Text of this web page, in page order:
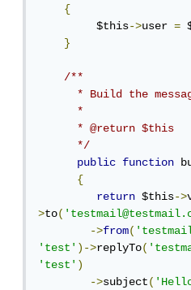
{
         $this
->user =
}
/**
      * Build the message.
      *
      * @return $this
      */
public
function
{
return $this->
>to(
->from(
'test')->replyTo(
'test')
->subject(